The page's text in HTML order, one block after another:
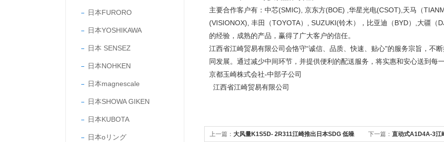
日本FURORO
日本YOSHIKAWA
日本 SENSEZ
日本NOHKEN
日本magnescale
日本SHOWA GIKEN
日本KUBOTA
日本oリング
主要合作客户有：中芯(SMIC), 京东方(BOE) ,华星光电(CSOT),天马（
(VISIONOX), 丰田（TOYOTA）, SUZUKI(铃木），比亚迪（BYD）,大疆（
的经验，成熟的产品，赢得了广大客户的信任。
江西省江崎贸易有限公司会恪守“诚信、品质、快速、贴心"的服务宗旨，不
同发展。通过减少中间环节，并提供便利的配送服务，将实惠和安心送到每
京都玉崎株式会社-中部子公司
江西省江崎贸易有限公司
上一篇： 大风量K1S5D- 2R311江崎推出日本SDG 低噪 下一篇： 直动式A1D4A-3江